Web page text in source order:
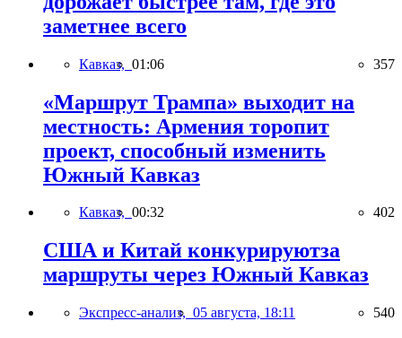
заметнее всего
Кавказ, 01:06 357
«Маршрут Трампа» выходит на
местность: Армения торопит
проект, способный изменить
Южный Кавказ
Кавказ, 00:32 402
США и Китай конкурируютза
маршруты через Южный Кавказ
Экспресс-анализ, 05 августа, 18:11 540